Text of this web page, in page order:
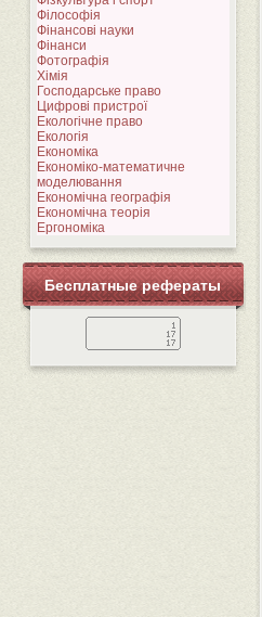
Філософія
Фінансові науки
Фінанси
Фотографія
Хімія
Господарське право
Цифрові пристрої
Екологічне право
Екологія
Економіка
Економіко-математичне
моделювання
Економічна географія
Економічна теорія
Ергономіка
Бесплатные рефераты